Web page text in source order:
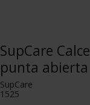
SupCare
punta abierta
SupCare
1525